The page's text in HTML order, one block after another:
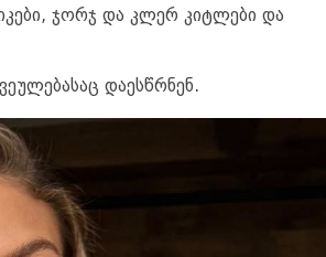
ჯორჯ და კლერ კიტლები და
დაესწრნენ.